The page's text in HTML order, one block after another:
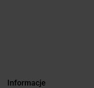
Informacje